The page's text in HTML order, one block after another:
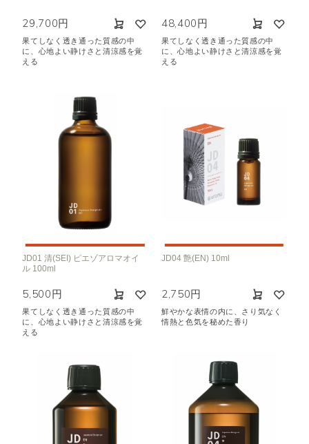
29,700円
果てしなく透き通った質感の中
に、心地よい静けさと清涼感を覚
える
48,400円
果てしなく透き通った質感の中
に、心地よい静けさと清涼感を覚
える
JD01 清(SEI) ピエゾアロマオイ
ル 100ml
5,500円
果てしなく透き通った質感の中
に、心地よい静けさと清涼感を覚
える
JD04 艶(EN) 10ml
2,750円
鮮やかな表情の内に、さり気なく
情熱と色気を秘めた香り